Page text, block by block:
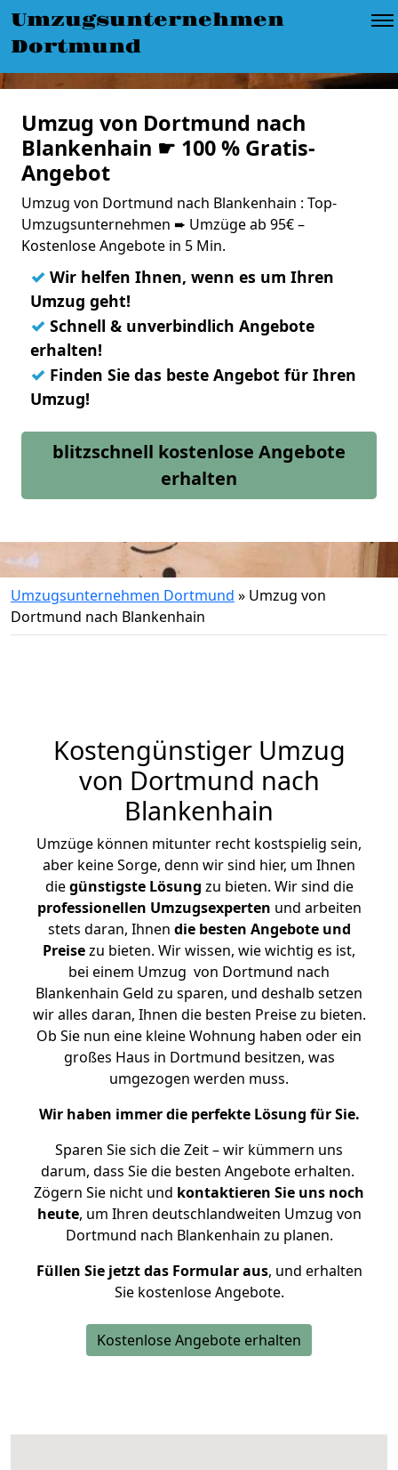
Umzugsunternehmen
Dortmund
Umzug von Dortmund nach
Blankenhain ☛ 100 % Gratis-
Angebot
Umzug von Dortmund nach Blankenhain : Top-
Umzugsunternehmen ➨ Umzüge ab 95€ –
Kostenlose Angebote in 5 Min.
✓ Wir helfen Ihnen, wenn es um Ihren
Umzug geht!
✓ Schnell & unverbindlich Angebote
erhalten!
✓ Finden Sie das beste Angebot für Ihren
Umzug!
blitzschnell kostenlose Angebote
erhalten
Umzugsunternehmen Dortmund » Umzug von
Dortmund nach Blankenhain
Kostengünstiger Umzug
von Dortmund nach
Blankenhain
Umzüge können mitunter recht kostspielig sein,
aber keine Sorge, denn wir sind hier, um Ihnen
diegünstigste Lösung zu bieten. Wir sind die
professionellen Umzugsexperten und arbeiten
stets daran, Ihnen die besten Angebote und
Preisezu bieten. Wir wissen, wie wichtig es ist,
bei einem Umzug von Dortmund nach
Blankenhain Geld zu sparen, und deshalb setzen
wir alles daran, Ihnen die besten Preise zu bieten.
Ob Sie nun eine kleine Wohnung haben oder ein
großes Haus in Dortmund besitzen, was
umgezogen werden muss.
Wir haben immer die perfekte Lösung für Sie.
Sparen Sie sich die Zeit – wir kümmern uns
darum, dass Sie die besten Angebote erhalten.
Zögern Sie nicht und kontaktieren Sie uns noch
heute, um Ihren deutschlandweiten Umzug von
Dortmund nach Blankenhain zu planen.
Füllen Sie jetzt das Formular aus, und erhalten
Sie kostenlose Angebote.
Kostenlose Angebote erhalten